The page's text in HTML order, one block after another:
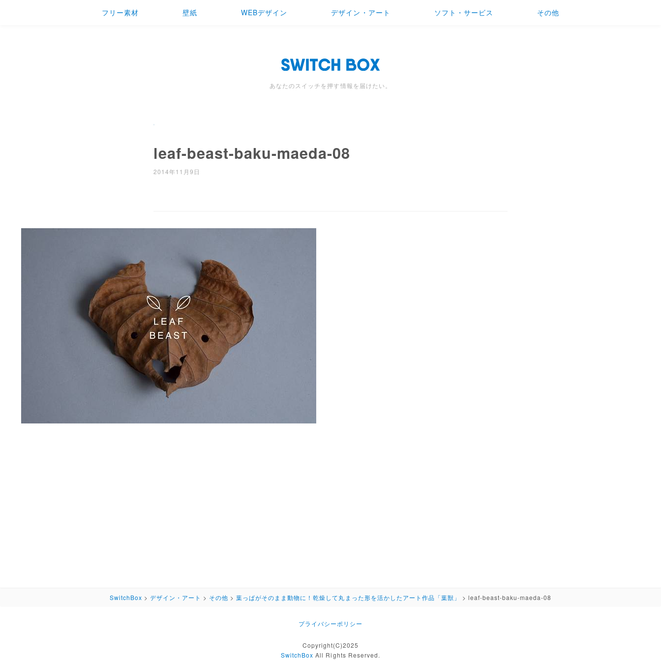
フリー素材 壁紙 WEBデザイン デザイン・アート ソフト・サービス その他
あなたのスイッチを押す情報を届けたい。
leaf-beast-baku-maeda-08
2014年11月9日
SwitchBox > デザイン・アート > その他 >葉っぱがそのまま動物に！乾燥して丸まった形を活かしたアート作品「葉獣」 > leaf-beast-baku-maeda-08
プライバシーポリシー
Copyright(C)2025
SwitchBox All Rights Reserved.